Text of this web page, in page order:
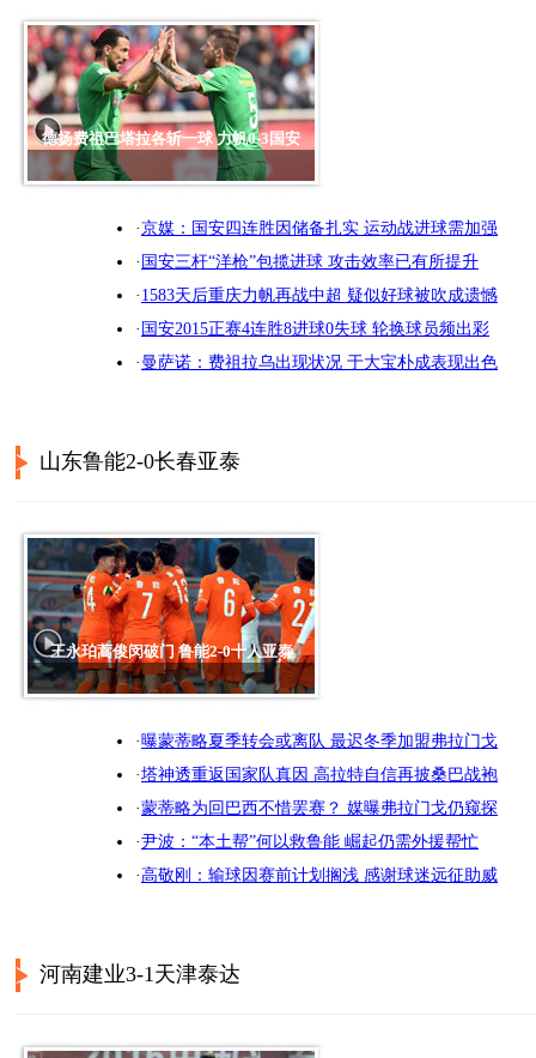
德扬费祖巴塔拉各斩一球 力帆0-3国安
·京媒：国安四连胜因储备扎实 运动战进球需加强
· 国安三杆“洋枪”包揽进球 攻击效率已有所提升
· 1583天后重庆力帆再战中超 疑似好球被吹成遗憾
· 国安2015正赛4连胜8进球0失球 轮换球员频出彩
· 曼萨诺：费祖拉乌出现状况 于大宝朴成表现出色
山东鲁能2-0长春亚泰
王永珀蒿俊闵破门 鲁能2-0十人亚泰
·曝蒙蒂略夏季转会或离队 最迟冬季加盟弗拉门戈
·塔神透重返国家队真因 高拉特自信再披桑巴战袍
·蒙蒂略为回巴西不惜罢赛？ 媒曝弗拉门戈仍窥探
·尹波：“本土帮”何以救鲁能 崛起仍需外援帮忙
·高敬刚：输球因赛前计划搁浅 感谢球迷远征助威
河南建业3-1天津泰达